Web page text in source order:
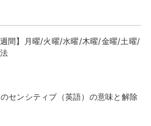
週間】月曜/火曜/水曜/木曜/金曜/土曜/
センシティブ（英語）の意味と解除